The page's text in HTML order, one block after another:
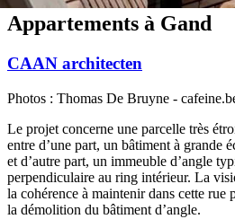
Appartements à Gand
CAAN architecten
Photos : Thomas De Bruyne -
Le projet concerne une parcelle très
entre d’une part, un bâtiment à grande
et d’autre part, un immeuble d’angle
perpendiculaire au ring intérieur. La
la cohérence à maintenir dans cette rue
la démolition du bâtiment d’angle.